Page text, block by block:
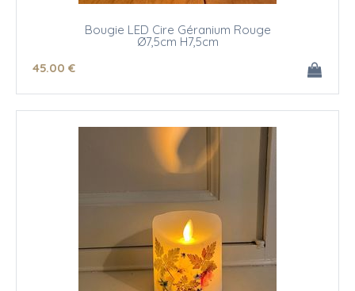
Bougie LED Cire Géranium Rouge
Ø7,5cm H7,5cm
45.00 €